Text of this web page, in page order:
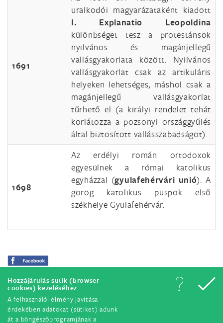
Hozzájárulás sütik (browser
cookies) kezeléséhez
A felhasználói élmény javítása
érdekében adatokat (sütiket) adunk
át a böngészőprogramjának a
1691
uralkodói magyarázataként kiadott
I. Explanatio Leopoldina
különbséget tesz a protestánsok
nyilvános és magánjellegű
vallásgyakorlata között. Nyilvános
vallásgyakorlat csak az artikuláris
helyeken lehetséges, máshol csak a
magánjellegű vallásgyakorlat
tűrhető el (a királyi rendelet tehát
korlátozza a pozsonyi országgyűlés
által biztosított vallásszabadságot).
1698
Az erdélyi román ortodoxok
egyesülnek a római katolikus
egyházzal (gyulafehérvári unió). A
görög katolikus püspök első
székhelye Gyulafehérvár.